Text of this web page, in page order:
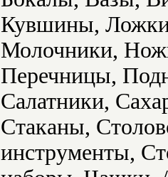
Кувшины,
Молочники,
Перечницы,
Салатники,
Стаканы,
инструменты,